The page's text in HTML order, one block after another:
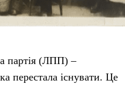
партія (ЛПП) –
перестала існувати. Це